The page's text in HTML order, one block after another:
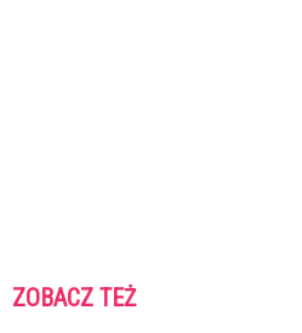
ZOBACZ TEŻ